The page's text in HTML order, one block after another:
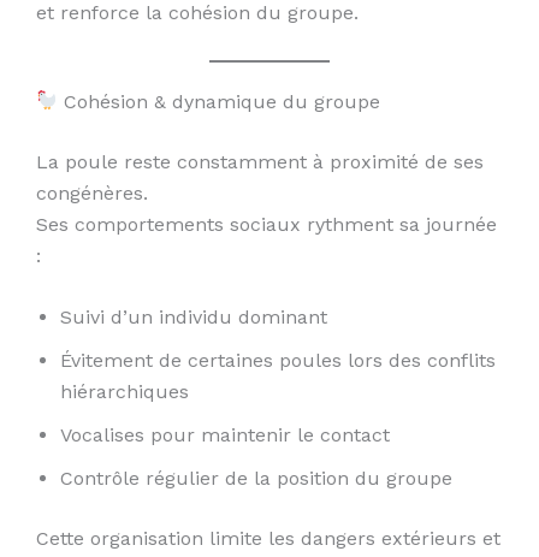
et renforce la cohésion du groupe.
Cohésion & dynamique du groupe
La poule reste constamment à proximité de ses
congénères.
Ses comportements sociaux rythment sa journée
:
Suivi d’un individu dominant
Évitement de certaines poules lors des conflits
hiérarchiques
Vocalises pour maintenir le contact
Contrôle régulier de la position du groupe
Cette organisation limite les dangers extérieurs et